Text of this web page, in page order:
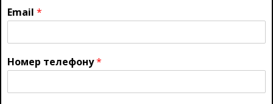
Email *
Номер телефону*